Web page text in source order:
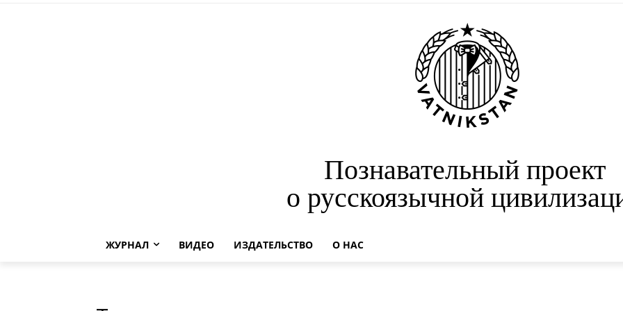
Познавательный проект
о русскоязычной
ЖУРНАЛ ВИДЕО ИЗДАТЕЛЬСТВО О НАС